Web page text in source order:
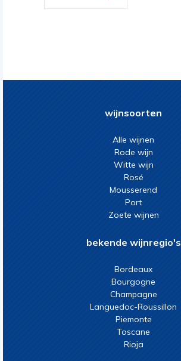
wijnsoorten
Alle wijnen
Rode wijn
Witte wijn
Rosé
Mousserend
Port
Zoete wijnen
bekende wijnregio's
Bordeaux
Bourgogne
Champagne
Languedoc-Roussillon
Piemonte
Toscane
Rioja